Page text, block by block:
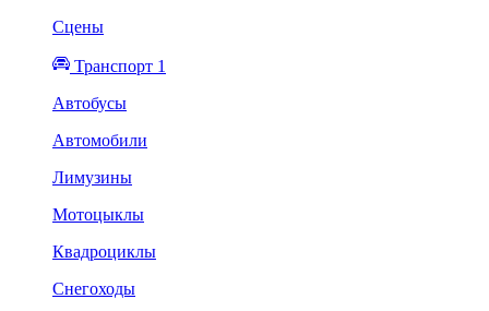
Сцены
Транспорт 1
Автобусы
Автомобили
Лимузины
Мотоцыклы
Квадроциклы
Снегоходы